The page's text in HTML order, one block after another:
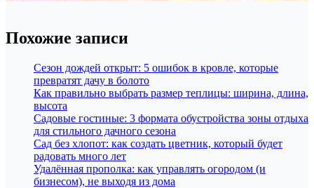
Похожие записи
Сезон дождей открыт: 5 ошибок в кровле, которые
превратят дачу в болото
Как правильно выбрать размер теплицы: ширина, длина,
высота
Садовые гостиные: 3 формата обустройства зоны отдыха
для стильного дачного сезона
Сад без хлопот: как создать цветник, который будет
радовать много лет
Удалённая прополка: как управлять огородом (и
бизнесом), не выходя из дома